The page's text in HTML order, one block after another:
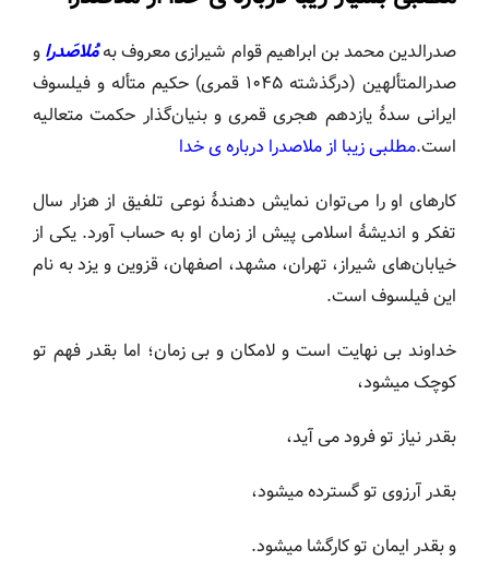
صدرالدین محمد بن ابراهیم قوام شیرازی معروف بهمُلاصَدرا و
صدرالمتألهین (درگذشته ۱۰۴۵ قمری) حکیم متأله و فیلسوف
ایرانی سدهٔ یازدهم هجری قمری و بنیان‌گذار حکمت متعالیه
است.مطلبی زیبا از ملاصدرا درباره ی خدا
کارهای او را می‌توان نمایش دهندهٔ نوعی تلفیق از هزار سال
تفکر و اندیشهٔ اسلامی پیش از زمان او به حساب آورد. یکی از
خیابان‌های شیراز، تهران، مشهد، اصفهان، قزوین و یزد به نام
این فیلسوف است.
خداوند بی نهایت است و لامکان و بی زمان؛ اما بقدر فهم تو
کوچک میشود،
بقدر نیاز تو فرود می آید،
بقدر آرزوی تو گسترده میشود،
و بقدر ایمان تو کارگشا میشود.